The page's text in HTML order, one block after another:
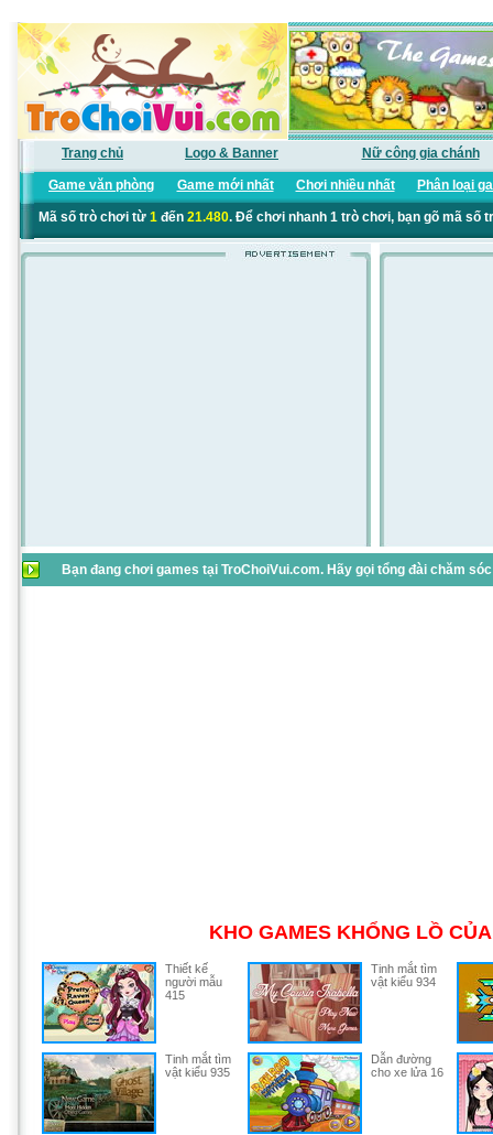
Trang chủ Logo & Banner Nữ công gia chánh
Game văn phòng Game mới nhất Chơi nhiều nhất Phân loại
Mã số trò chơi từ 1đến 21.480. Để chơi nhanh 1 trò chơi, bạn gõ mã số
Bạn đang chơi games tại TroChoiVui.com. Hãy gọi tổng đài chăm
KHO GAMES KHỔNG LỒ
Thiết kế
người mẫu
415
Tinh mắt tìm
vật kiểu 934
Tinh mắt tìm
vật kiểu 935
Dẫn đường
cho xe lửa 16